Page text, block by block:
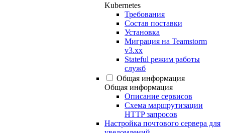
Kubernetes
Требования
Состав поставки
Установка
Миграция на Teamstorm
v3.xx
Stateful режим работы
служб
Общая информация
Общая информация
Описание сервисов
Схема маршрутизации
HTTP запросов
Настройка почтового сервера для